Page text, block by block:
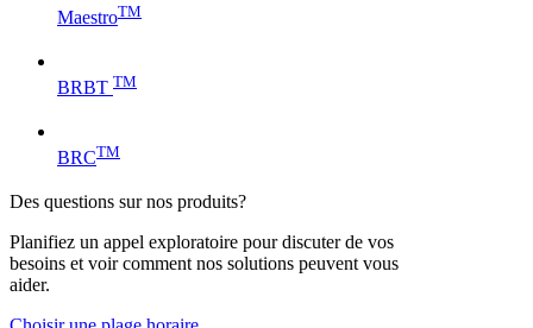
MaestroTM
BRBT TM
BRCTM
Des questions sur nos produits?
Planifiez un appel exploratoire pour discuter de vos
besoins et voir comment nos solutions peuvent vous
aider.